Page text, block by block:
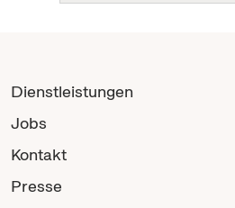
Dienstleistungen
Jobs
Kontakt
Presse